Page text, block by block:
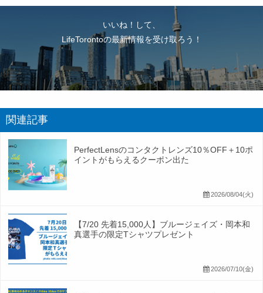
いいね！して、
LifeTorontoの最新情報を受け取ろう！
関連記事
PerfectLensのコンタクトレンズ10％OFF＋10ポ
イントがもらえるクーポン出た
2026/08/04(火)
【7/20 先着15,000人】ブルージェイズ・岡本和
真選手の限定Tシャツプレゼント
2026/07/10(金)